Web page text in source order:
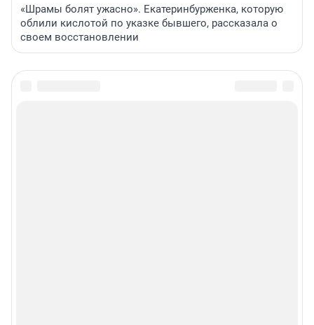
«Шрамы болят ужасно». Екатеринбурженка, которую
облили кислотой по указке бывшего, рассказала о
своем восстановлении